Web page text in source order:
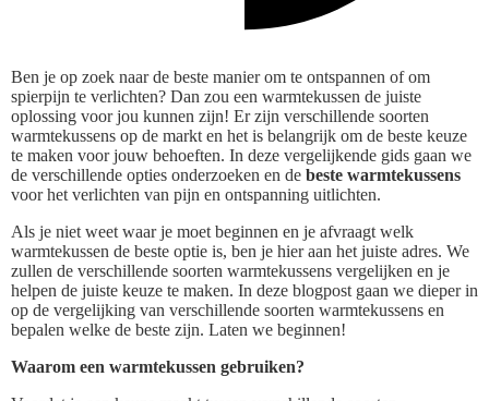
Ben je op zoek naar de beste manier om te ontspannen of om
spierpijn te verlichten? Dan zou een warmtekussen de juiste
oplossing voor jou kunnen zijn! Er zijn verschillende soorten
warmtekussens op de markt en het is belangrijk om de beste keuze
te maken voor jouw behoeften. In deze vergelijkende gids gaan we
de verschillende opties onderzoeken en de beste warmtekussens
voor het verlichten van pijn en ontspanning uitlichten.
Als je niet weet waar je moet beginnen en je afvraagt welk
warmtekussen de beste optie is, ben je hier aan het juiste adres. We
zullen de verschillende soorten warmtekussens vergelijken en je
helpen de juiste keuze te maken. In deze blogpost gaan we dieper in
op de vergelijking van verschillende soorten warmtekussens en
bepalen welke de beste zijn. Laten we beginnen!
Waarom een warmtekussen gebruiken?